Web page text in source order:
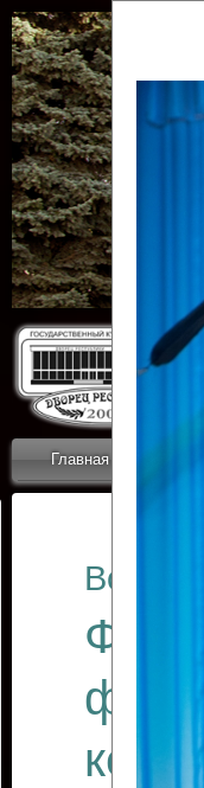
Главная
Все